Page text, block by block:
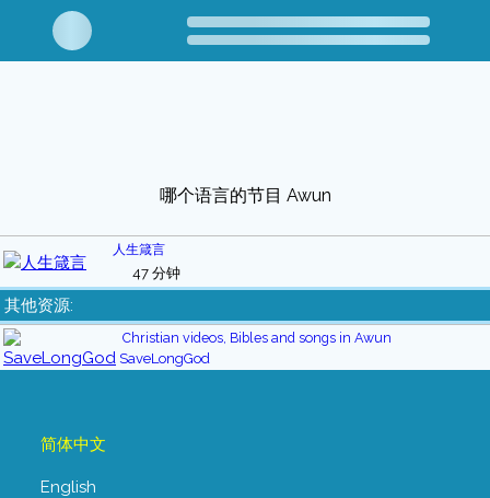
哪个语言的节目 Awun
人生箴言
47 分钟
其他资源:
Christian videos, Bibles and songs in Awun
SaveLongGod
简体中文
English